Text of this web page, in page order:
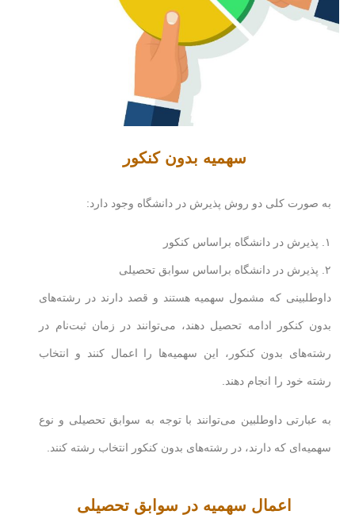
سهمیه بدون کنکور
به صورت کلی دو روش پذیرش در دانشگاه وجود دارد:
۱. پذیرش در دانشگاه براساس کنکور
۲. پذیرش در دانشگاه براساس سوابق تحصیلی
داوطلبینی که مشمول سهمیه هستند و قصد دارند در رشته‌های
بدون کنکور ادامه تحصیل دهند، می‌توانند در زمان ثبت‌نام در
رشته‌های بدون کنکور، این سهمیه‌ها را اعمال کنند و انتخاب
رشته خود را انجام دهند.
به عبارتی داوطلبین می‌توانند با توجه به سوابق تحصیلی و نوع
سهمیه‌ای که دارند، در رشته‌های بدون کنکور انتخاب رشته کنند.
اعمال سهمیه در سوابق تحصیلی